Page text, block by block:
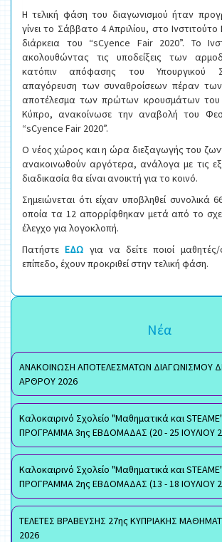
Η τελική φάση του διαγωνισμού ήταν
γίνει το Σάββατο 4 Απριλίου, στο
διάρκεια του “sCyence Fair 2020”. Το
ακολουθώντας τις υποδείξεις των
κατόπιν απόφασης του Υπουργικού
απαγόρευση των συναθροίσεων πέραν
αποτέλεσμα των πρώτων κρουσμάτων του
Κύπρο, ανακοίνωσε την αναβολή του
“sCyence Fair 2020”.
Ο νέος χώρος και η ώρα διεξαγωγής του
ανακοινωθούν αργότερα, ανάλογα με τις
διαδικασία θα είναι ανοικτή για το κοινό.
Σημειώνεται ότι είχαν υποβληθεί
οποία τα 12 απορρίφθηκαν μετά από το
έλεγχο για λογοκλοπή.
ΠατήστεΕΔΩ για να δείτε ποιοί
επίπεδο, έχουν προκριθεί στην τελική φάση.
Νέα
ΑΝΑΚΟΙΝΩΣΗ ΑΠΟΤΕΛΕΣΜΑΤΩΝ ΔΙΑΓΩΝΙΣΜΟΥ
ΑΡΘΡΟΥ 2026
Καλοκαιρινό Σχολείο "Μαθηματικά και
ΠΡΟΓΡΑΜΜΑ 3ης ΕΒΔΟΜΑΔΑΣ (20 - 25 ΙΟΥΛΙΟΥ
Καλοκαιρινό Σχολείο "Μαθηματικά και
ΠΡΟΓΡΑΜΜΑ 2ης ΕΒΔΟΜΑΔΑΣ (13 - 18 ΙΟΥΛΙΟΥ
ΤΕΛΕΤΕΣ ΒΡΑΒΕΥΣΗΣ 27ης ΚΥΠΡΙΑΚΗΣ
2026